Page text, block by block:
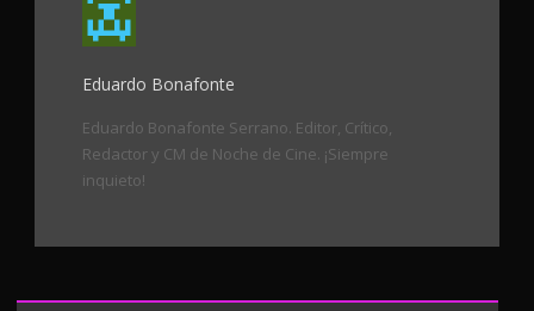
Eduardo Bonafonte
Eduardo Bonafonte Serrano. Editor, Crítico,
Redactor y CM de Noche de Cine. ¡Siempre
inquieto!